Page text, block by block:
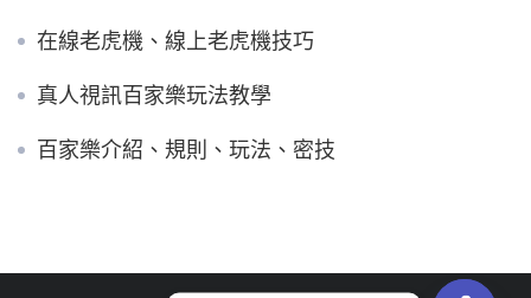
在線老虎機、線上老虎機技巧
真人視訊百家樂玩法教學
百家樂介紹、規則、玩法、密技